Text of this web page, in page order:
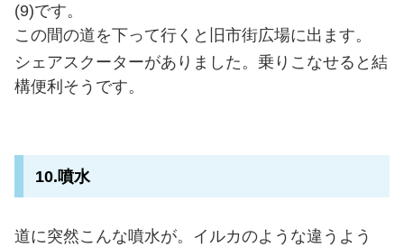
(9)です。
この間の道を下って行くと旧市街広場に出ます。
シェアスクーターがありました。乗りこなせると結
構便利そうです。
10.噴水
道に突然こんな噴水が。イルカのような違うよう